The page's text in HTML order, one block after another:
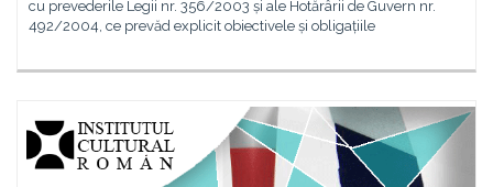
cu prevederile Legii nr. 356/2003 și ale Hotărârii de Guvern nr.
492/2004, ce prevăd explicit obiectivele și obligațiile